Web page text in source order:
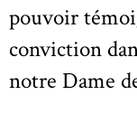
pouvoir
conviction
notre Dame